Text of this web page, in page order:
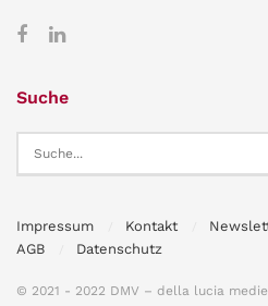
Suche
Impressum Kontakt
AGB
Datenschutz
© 2021 - 2022 DMV – della lucia